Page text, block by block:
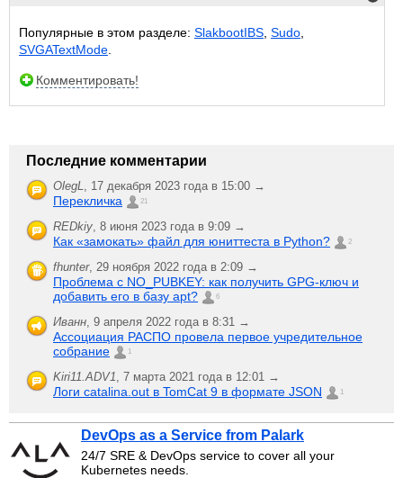
Популярные в этом разделе: SlakbootIBS Sudo
SVGATextMode
Комментировать!
Последние комментарии
OlegL, 17 декабря 2023 года в 15:00 →
Перекличка 21
REDkiy, 8 июня 2023 года в 9:09 →
Как «замокать» файл для юниттеста в Python? 2
fhunter, 29 ноября 2022 года в 2:09 →
Проблема с NO_PUBKEY: как получить GPG-ключ и
добавить его в базу apt?
6
Иванн, 9 апреля 2022 года в 8:31 →
Ассоциация РАСПО провела первое учредительное
собрание
1
Kiri11.ADV1, 7 марта 2021 года в 12:01 →
Логи catalina.out в TomCat 9 в формате JSON 1
DevOps as a Service from Palark
24/7 SRE & DevOps service to cover all your
Kubernetes needs.